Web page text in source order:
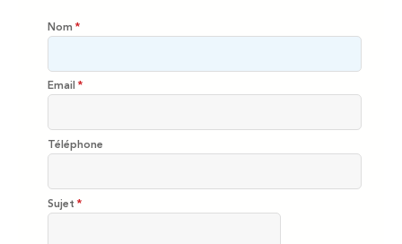
*
Nom
*
Email
Téléphone
*
Sujet